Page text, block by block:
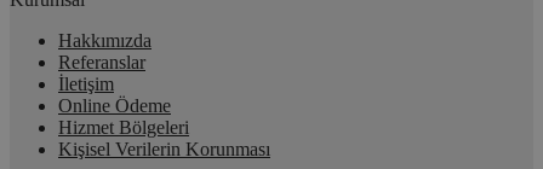
Hakkımızda
Referanslar
İletişim
Online Ödeme
Hizmet Bölgeleri
Kişisel Verilerin Korunması